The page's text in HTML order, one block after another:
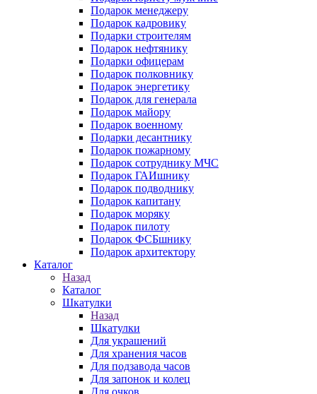
Подарок менеджеру
Подарок кадровику
Подарки строителям
Подарок нефтянику
Подарки офицерам
Подарок полковнику
Подарок энергетику
Подарок для генерала
Подарок майору
Подарок военному
Подарки десантнику
Подарок пожарному
Подарок сотруднику МЧС
Подарок ГАИшнику
Подарок подводнику
Подарок капитану
Подарок моряку
Подарок пилоту
Подарок ФСБшнику
Подарок архитектору
Каталог
Назад
Каталог
Шкатулки
Назад
Шкатулки
Для украшений
Для хранения часов
Для подзавода часов
Для запонок и колец
Для очков